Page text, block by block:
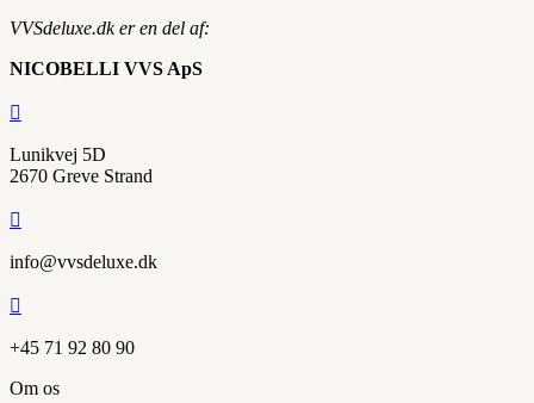
VVSdeluxe.dk er en del af:
NICOBELLI VVS ApS

Lunikvej 5D
2670 Greve Strand

info@vvsdeluxe.dk

+45 71 92 80 90
Om os